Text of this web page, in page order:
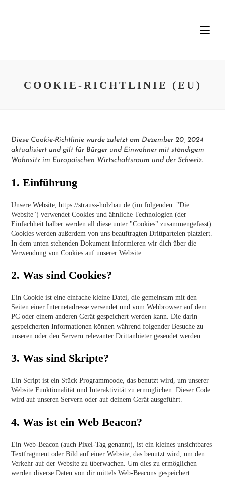
COOKIE-RICHTLINIE (EU)
Diese Cookie-Richtlinie wurde zuletzt am Dezember 20, 2024
aktualisiert und gilt für Bürger und Einwohner mit ständigem
Wohnsitz im Europäischen Wirtschaftsraum und der Schweiz.
1. Einführung
Unsere Website,https://strauss-holzbau.de (im folgenden: "Die
Website") verwendet Cookies und ähnliche Technologien (der
Einfachheit halber werden all diese unter "Cookies" zusammengefasst).
Cookies werden außerdem von uns beauftragten Drittparteien platziert.
In dem unten stehenden Dokument informieren wir dich über die
Verwendung von Cookies auf unserer Website.
2. Was sind Cookies?
Ein Cookie ist eine einfache kleine Datei, die gemeinsam mit den
Seiten einer Internetadresse versendet und vom Webbrowser auf dem
PC oder einem anderen Gerät gespeichert werden kann. Die darin
gespeicherten Informationen können während folgender Besuche zu
unseren oder den Servern relevanter Drittanbieter gesendet werden.
3. Was sind Skripte?
Ein Script ist ein Stück Programmcode, das benutzt wird, um unserer
Website Funktionalität und Interaktivität zu ermöglichen. Dieser Code
wird auf unseren Servern oder auf deinem Gerät ausgeführt.
4. Was ist ein Web Beacon?
Ein Web-Beacon (auch Pixel-Tag genannt), ist ein kleines unsichtbares
Textfragment oder Bild auf einer Website, das benutzt wird, um den
Verkehr auf der Website zu überwachen. Um dies zu ermöglichen
werden diverse Daten von dir mittels Web-Beacons gespeichert.